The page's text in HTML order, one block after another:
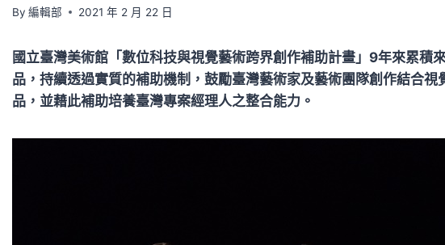
By 編輯部 2021 年 2 月 22 日
國立臺灣美術館「數位科技與視覺藝術跨界創作補助計畫」9年來累積
品，持續透過實質的補助機制，鼓勵臺灣藝術家及藝術團隊創作結合視
品，並藉此補助培養臺灣專案經理人之整合能力。